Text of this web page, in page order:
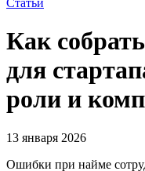
Статьи
Как
для
роли и
13 января 2026
Ошибки при найме